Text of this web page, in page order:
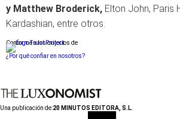
y Matthew Broderick, Elton John, Paris
Kardashian, entre otros.
Conforme a los criterios de
¿Por qué confiar en nosotros?
Una publicación de:20 MINUTOS EDITORA, S.L.